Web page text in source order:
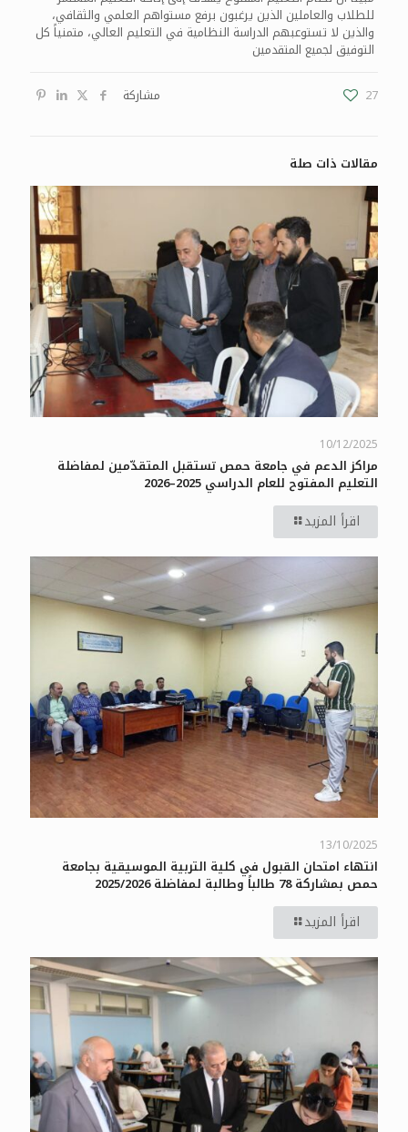
للطلاب والعاملين الذين يرغبون برفع مستواهم العلمي والثقافي،
والذين لا تستوعبهم الدراسة النظامية في التعليم العالي، متمنياً كل
التوفيق لجميع المتقدمين
مشاركة
27
مقالات ذات صلة
10/12/2025
مراكز الدعم في جامعة حمص تستقبل المتقدّمين لمفاضلة
التعليم المفتوح للعام الدراسي 2025–2026
اقرأ المزيد
13/10/2025
انتهاء امتحان القبول في كلية التربية الموسيقية بجامعة
حمص بمشاركة 78 طالباً وطالبة لمفاضلة 2025/2026
اقرأ المزيد